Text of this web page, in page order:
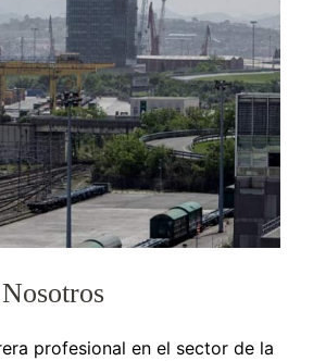
profesional en el sector de la